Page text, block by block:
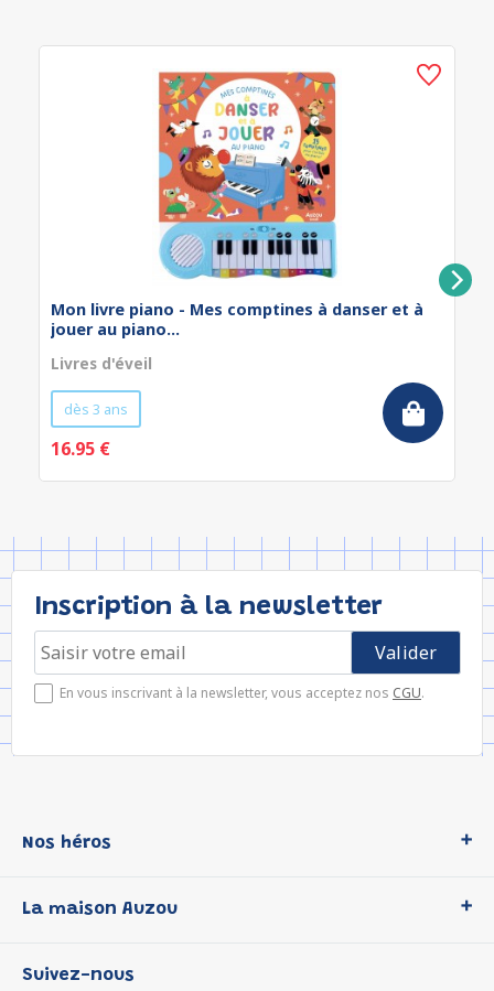
Mon livre piano - Mes comptines à danser et à
jouer au piano...
Livres d'éveil
dès 3 ans
16.95 €
Inscription à la newsletter
En vous inscrivant à la newsletter, vous acceptez nos CGU.
Nos héros
P'tit Loup
Les Influenceuses
La maison Auzou
Notre histoire
Suivez-nous